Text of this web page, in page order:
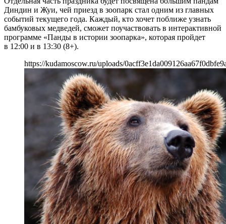
Диндин и Жуи, чей приезд в зоопарк стал одним из главных
событий текущего года. Каждый, кто хочет поближе узнать
бамбуковых медведей, сможет поучаствовать в интерактивной
программе «Панды в истории зоопарка», которая пройдет
в 12:00 и в 13:30 (8+).
https://kudamoscow.ru/uploads/